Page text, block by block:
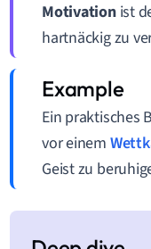
Motivationist
hartnäckig zu
Ein praktisches
vor einem
Geist zu